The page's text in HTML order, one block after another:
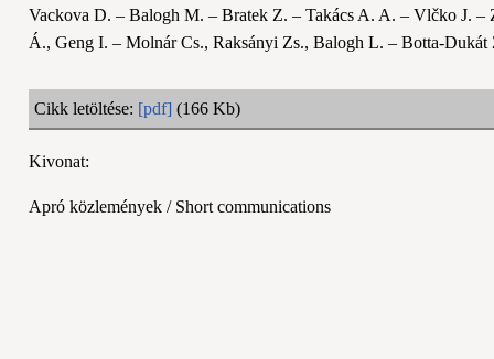
Vackova D. – Balogh M. – Bratek Z. – Takács A. A. – Vlčko J.
Á., Geng I. – Molnár Cs., Raksányi Zs., Balogh L. – Botta-Dukát
Cikk letöltése: [pdf] (166 Kb)
Kivonat:
Apró közlemények / Short communications